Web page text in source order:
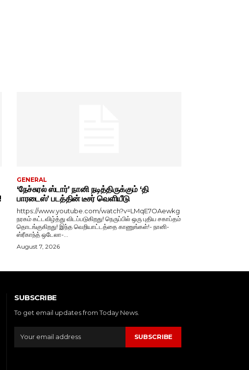
GENERAL
‘நேச்சுரல் ஸ்டார்’ நானி நடித்திருக்கும் ‘தி
பாரடைஸ்’ படத்தின் டீசர் வெளியீடு
https://www.youtube.com/watch?v=LMqE7OAewkg
நரகம் கட்டவிழ்த்து விடப்படுகிறது! நெருப்பில் ஒரு புதிய சகாப்தம்
தொடங்குகிறது! இந்த வெறியாட்டத்தை காணுங்கள்!- நானி-
ஸ்ரீகாந்த் ஒடேலா-...
August 7, 2026
SUBSCRIBE
To get email updates from Today News.
SUBSCRIBE